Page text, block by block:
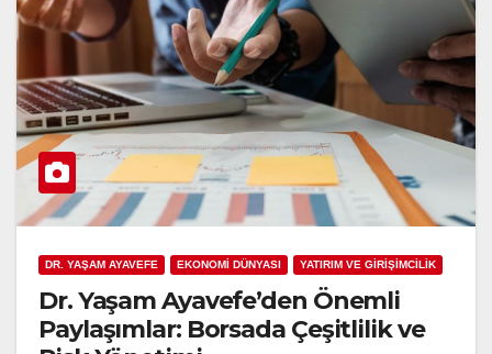
DR. YAŞAM AYAVEFE EKONOMİ DÜNYASI YATIRIM VE GİRİŞİMCİLİK
Dr. Yaşam Ayavefe’den Önemli
Paylaşımlar: Borsada Çeşitlilik ve